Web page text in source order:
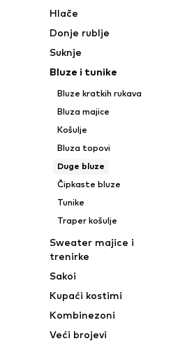
Hlače
Donje rublje
Suknje
Bluze i tunike
Bluze kratkih rukava
Bluza majice
Košulje
Bluza topovi
Duge bluze
Čipkaste bluze
Tunike
Traper košulje
Sweater majice i
trenirke
Sakoi
Kupaći kostimi
Kombinezoni
Veći brojevi